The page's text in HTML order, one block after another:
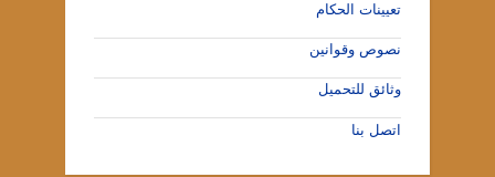
تعيينات الحكام
نصوص وقوانين
وثائق للتحميل
اتصل بنا